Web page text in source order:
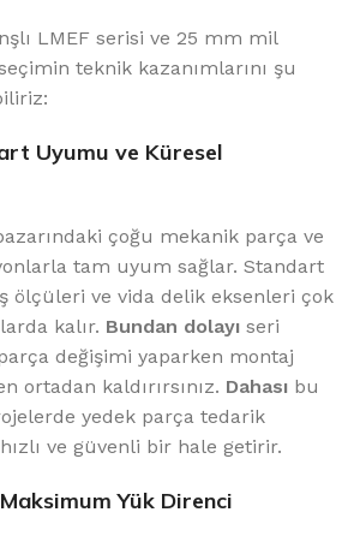
LMEF serisi ve 25 mm mil
teknik kazanımlarını şu
Uyumu ve Küresel
çoğu mekanik parça ve
tam uyum sağlar. Standart
ölçüleri ve vida delik eksenleri çok
kalır. Bundan dolayı seri
değişimi yaparken montaj
ortadan kaldırırsınız. Dahası bu
yedek parça tedarik
ve güvenli bir hale getirir.
Yük Direnci